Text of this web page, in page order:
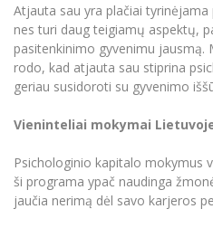
Darbuotojų
MRU norminių
Intranetas
eDVS
Microsoft Office 365
Pagalbos sistema
Profesinė sąjunga
Atjauta sau yra plačiai
nes turi daug teigiamų aspektų,
pasitenkinimo gyvenimu jausmą.
rodo, kad atjauta sau stiprina
geriau susidoroti su gyvenimo
Vieninteliai mokymai
Psichologinio kapitalo mokymus
ši programa ypač naudinga
jaučia nerimą dėl savo karjeros